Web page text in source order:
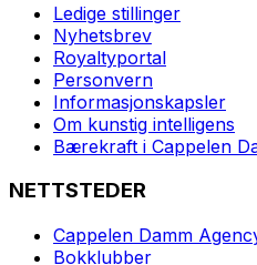
Ledige stillinger
Nyhetsbrev
Royaltyportal
Personvern
Informasjonskapsler
Om kunstig intelligens
Bærekraft i Cappelen
NETTSTEDER
Cappelen Damm
Bokklubber